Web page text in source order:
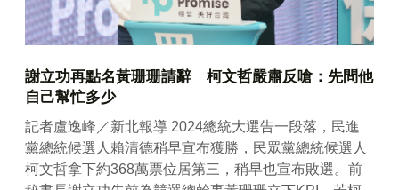
謝立功再點名黃珊珊請辭 柯文哲嚴肅反嗆：先問他
自己幫忙多少
記者盧逸峰／新北報導 2024總統大選告一段落，民進
黨總統候選人賴清德稍早宣布獲勝，民眾黨總統候選人
柯文哲拿下約368萬票位居第三，稍早也宣布敗選。前